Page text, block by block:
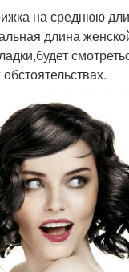
на среднюю
длина